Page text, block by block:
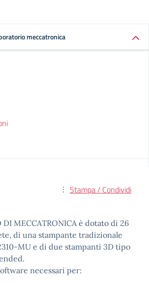
meccatronica
Stampa / Condividi
DI MECCATRONICA è dotato di 26
di una stampante tradizionale
MU e di due stampanti 3D tipo
necessari per: